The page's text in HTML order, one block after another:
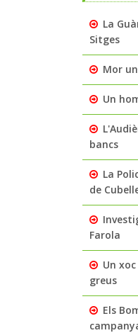
La
Sitges
Mor
Un
bancs
La
de
Farola
Un
greus
Els